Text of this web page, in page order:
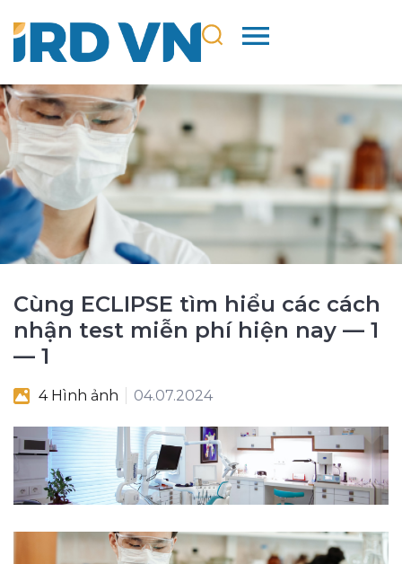
Cùng ECLIPSE tìm hiểu các cách
nhận test miễn phí hiện nay — 1
— 1
4 Hình ảnh 04.07.2024